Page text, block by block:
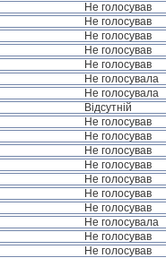
Не голосував
Не голосував
Не голосував
Не голосував
Не голосував
Не голосувала
Не голосувала
Відсутній
Не голосував
Не голосував
Не голосував
Не голосував
Не голосував
Не голосував
Не голосував
Не голосувала
Не голосував
Не голосував